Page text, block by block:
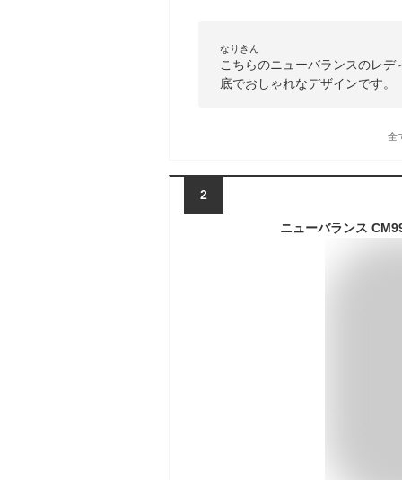
なりきん
こちらのニューバランスのレ
底でおしゃれなデザインです。
全
2